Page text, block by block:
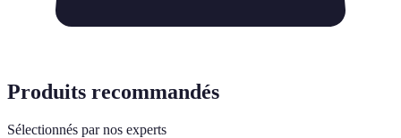
Produits recommandés
Sélectionnés par nos experts